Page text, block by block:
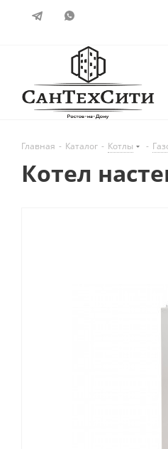
Главная - Каталог - Котлы -
Котел